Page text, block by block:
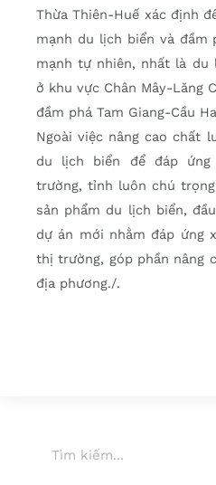
Thừa Thiên-Huế xác định
mạnh du lịch biển và đầm
mạnh tự nhiên, nhất là
ở khu vực Chân Mây-Lăng
đầm phá Tam Giang-Cầu
Ngoài việc nâng cao chất
du lịch biển để đáp
trường, tỉnh luôn chú
sản phẩm du lịch biển,
dự án mới nhằm đáp ứng
thị trường, góp phần nâng
địa phương./.